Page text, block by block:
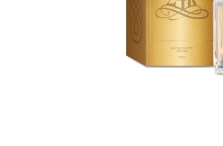
SOL DE VERANO SWEET APPLE BODY